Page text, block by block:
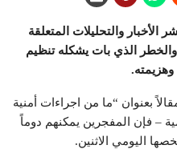
الأخبار والتحليلات المتعلقة
الذي بات يشكله تنظيم
بعنوان “ما من اجراءات أمنية
– فإن المفجرين يمكنهم دوماً
اليومي الاثنين.